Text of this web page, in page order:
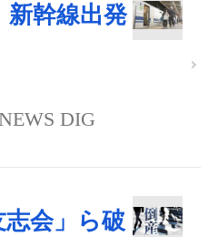
新幹線出発
DIG
志会」ら破